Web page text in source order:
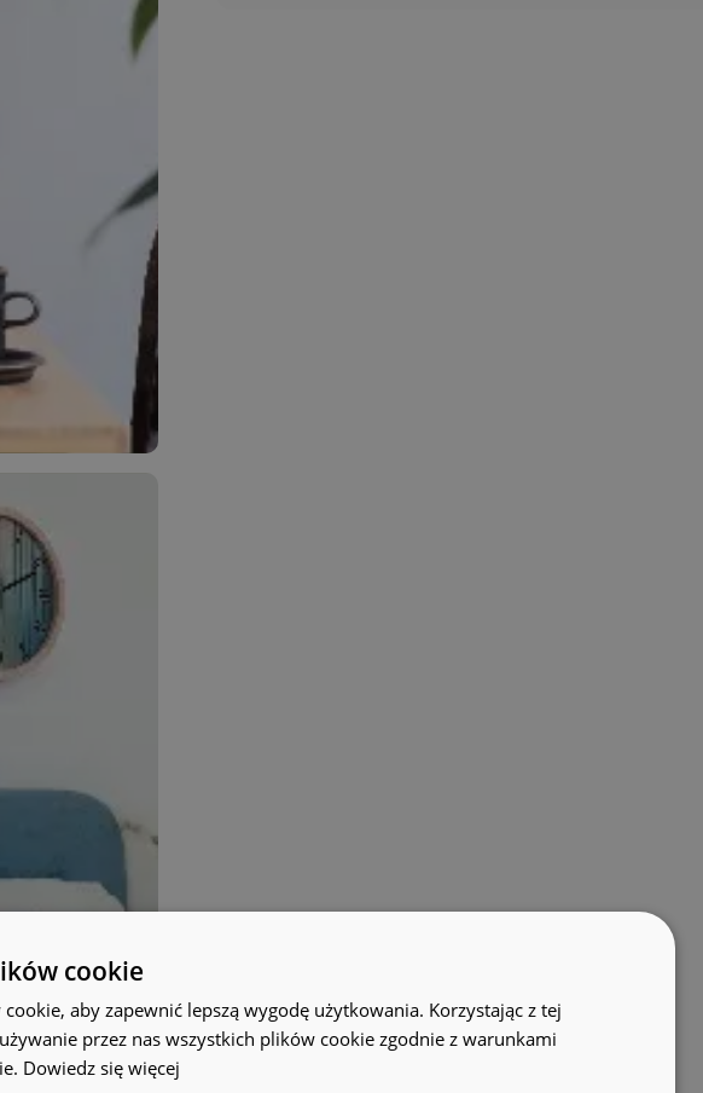
cookie
aby zapewnić lepszą wygodę użytkowania. Korzystając z tej
przez nas wszystkich plików cookie zgodnie z warunkami
Dowiedz się więcej